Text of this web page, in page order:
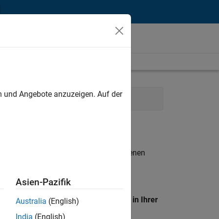
Engineering
. Wenn Sie noch immer keine offenen
unseres
Standort, um alle Stellenangebote in Ihrer
Angebote anzuzeigen. Auf der
Asien-Pazifik
Australia (English)
India (English)